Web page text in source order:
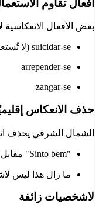
أفعال تقاوم
بعض الأفعال الانعكاسية
suicidar-se (لا تُستعمل "suicida-se" لاشخصيًا)
arrepender-se
zangar-se
حذف الانعكاس
الشمال الشرقي يحذف
"Sinto bem" مقابل "Sinto-me bem"
ما زال هذا ليس
لاشخصيات زائفة